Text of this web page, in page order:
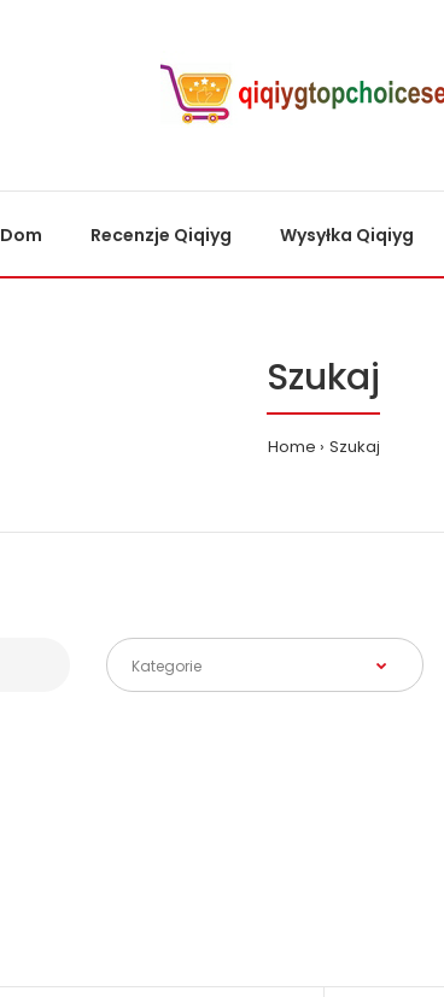
Dom Recenzje Qiqiyg Wysyłka Qiqiyg
Szukaj
Home Szukaj